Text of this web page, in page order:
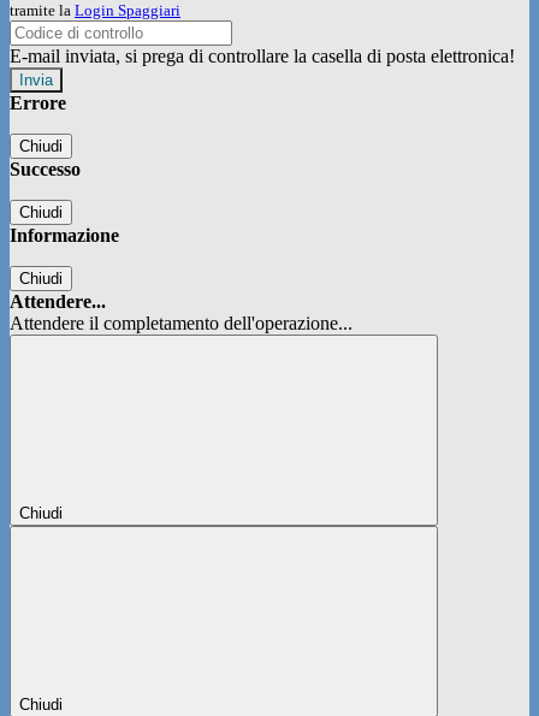
tramite la Login Spaggiari
E-mail inviata, si prega di controllare la casella di posta elettronica!
Errore
Chiudi
Successo
Chiudi
Informazione
Chiudi
Attendere...
Attendere il completamento dell'operazione...
Chiudi
Chiudi